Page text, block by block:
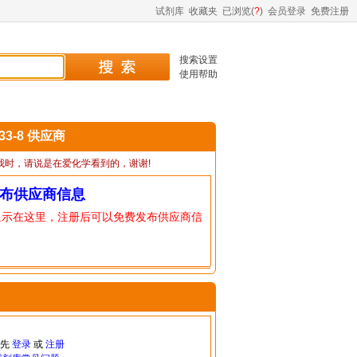
试剂库 收藏夹 已浏览(?) 会员登录 免费注册
搜索设置
使用帮助
8 供应商
时，请说是在爱化学看到的，谢谢!
供应商信息
在这里，注册后可以免费发布供应商信
登录或 注册